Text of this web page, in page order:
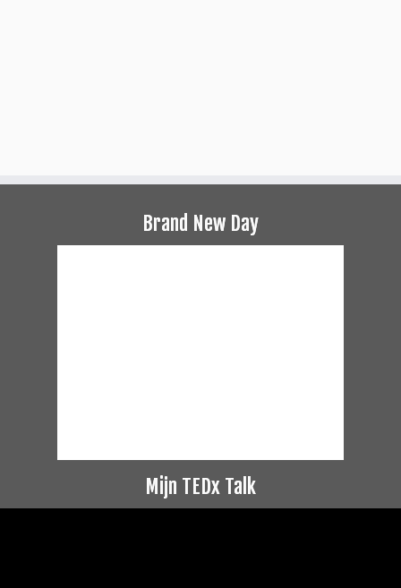
Brand New Day
Mijn TEDx Talk